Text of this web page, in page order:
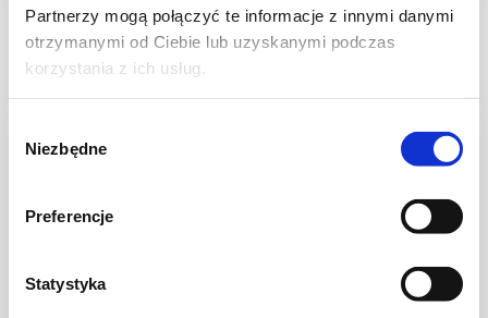
Partnerzy mogą połączyć te informacje z innymi danymi
otrzymanymi od Ciebie lub uzyskanymi podczas
korzystania z ich usług.
zgody
Niezbędne
Preferencje
Statystyka